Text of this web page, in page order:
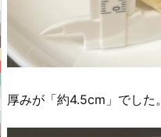
厚みが「約4.5cm」でした。